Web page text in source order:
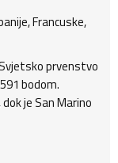
Francuske,
prvenstvo
bodom.
je San Marino